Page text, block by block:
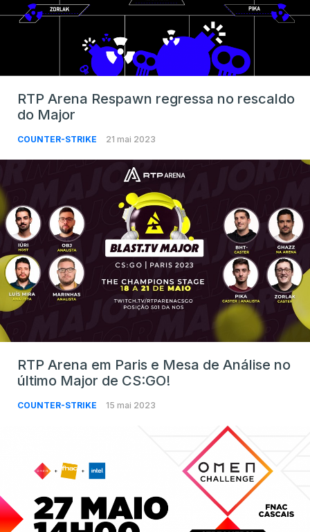
RTP Arena Respawn regressa no rescaldo
do Major
COUNTER-STRIKE 21 mai 2023
RTP Arena em Paris e Mesa de Análise no
último Major de CS:GO!
COUNTER-STRIKE 15 mai 2023